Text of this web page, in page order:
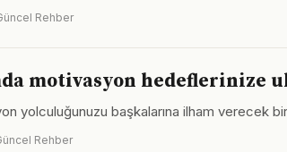
Rehber
motivasyon hedeflerinize
yolculuğunuzu başkalarına ilham verecek
Rehber